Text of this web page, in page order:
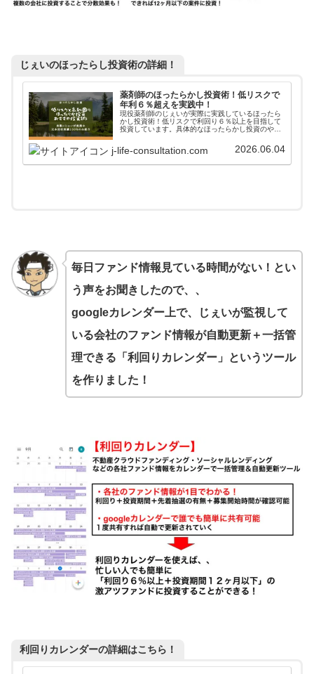
じぇいのほったらし投資術の詳細！
薬剤師のほったらかし投資術！低リスクで
年利６％超えを実践中！
現役薬剤師のじぇいが実際に実践しているほったら
かし投資術！低リスクで利回り６％以上を目指して
投資しています。具体的なほったらかし投資のやり
j-life-consultation.com 2026.06.04
毎日ファンド情報見ている時間がない！とい
う声をお聞きしたので、、
googleカレンダー上で、じぇいが監視して
いる会社のファンド情報が自動更新＋一括管
理できる「利回りカレンダー」というツール
を作りました！
利回りカレンダーの詳細はこちら！